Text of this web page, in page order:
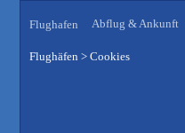
Flughafen Abflug & Ankunft
Flughäfen > Cookies